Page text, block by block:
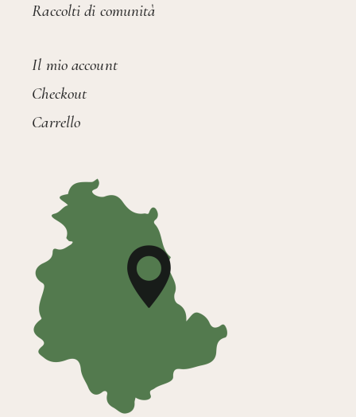
Raccolti di comunità
Il mio account
Checkout
Carrello